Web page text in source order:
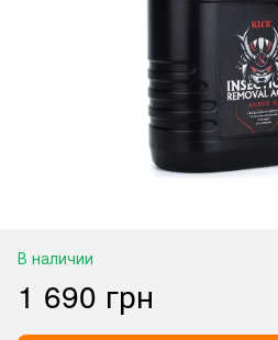
В наличии
1 690 грн